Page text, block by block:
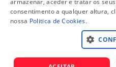
armazenar, aceder e tratar os
consentimento a qualquer altura,
nossa Politica de Cookies.